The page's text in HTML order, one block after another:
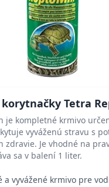
Tetra
je kompletné krmivo
vyváženú stravu s
zdravie. Je vhodné na
sa v balení 1 liter.
a vyvážené krmivo pre